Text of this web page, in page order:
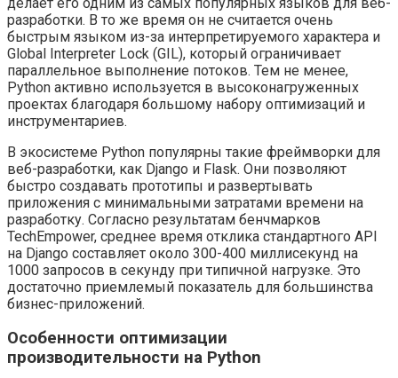
разработки. В то же время он не считается очень
быстрым языком из-за интерпретируемого характера и
Global Interpreter Lock (GIL), который ограничивает
параллельное выполнение потоков. Тем не менее,
Python активно используется в высоконагруженных
проектах благодаря большому набору оптимизаций и
инструментариев.
В экосистеме Python популярны такие фреймворки для
веб-разработки, как Django и Flask. Они позволяют
быстро создавать прототипы и развертывать
приложения с минимальными затратами времени на
разработку. Согласно результатам бенчмарков
TechEmpower, среднее время отклика стандартного API
на Django составляет около 300-400 миллисекунд на
1000 запросов в секунду при типичной нагрузке. Это
достаточно приемлемый показатель для большинства
бизнес-приложений.
Особенности оптимизации
производительности на Python